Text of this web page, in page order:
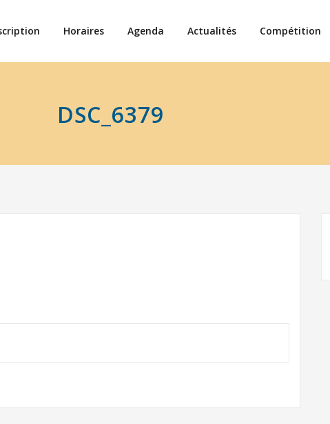
Horaires Agenda Actualités Compétition
DSC_6379